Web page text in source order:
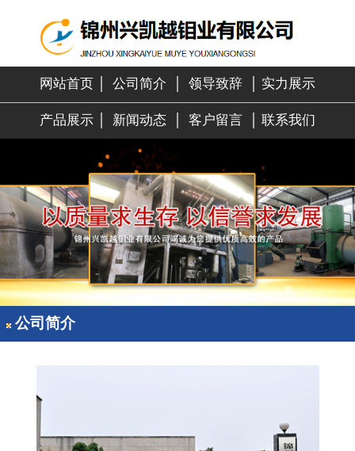
网站首页 公司简介 领导致辞 实力展示
产品展示 新闻动态 客户留言 联系我们
公司简介